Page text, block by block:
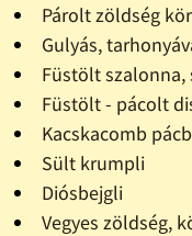
Párolt zöldség
Gulyás,
Füstölt szalonna,
Füstölt - pácolt
Kacskacomb
Sült krumpli
Diósbejgli
Vegyes zöldség,